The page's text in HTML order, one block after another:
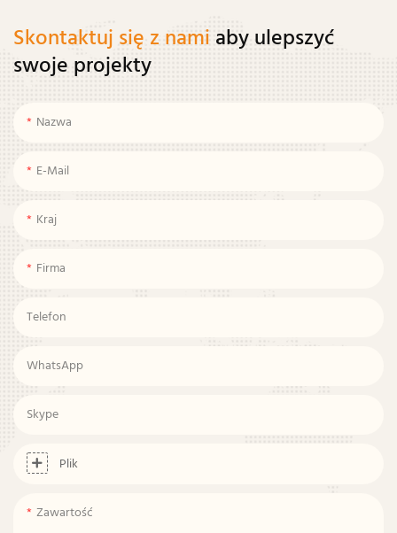
Skontaktuj się z nami aby ulepszyć
swoje projekty
Nazwa
E-Mail
Kraj
Firma
Telefon
WhatsApp
Skype
Plik
Zawartość